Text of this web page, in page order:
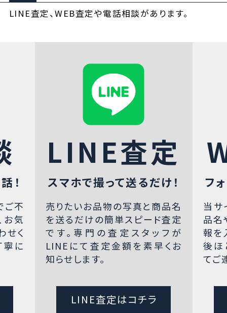
LINE査定、WEB査定や電話相談があります。
！
ご不
お気
せく
寧に
LINE査定
スマホで撮って送るだけ！
売りたいお品物の写真と商品名
を送るだけの簡単スピード査定
です。専門の査定スタッフが
LINEにて査定金額を素早くお
知らせします。
LINE査定はコチラ
フ
当サ
品名
報を
後ほ
てご